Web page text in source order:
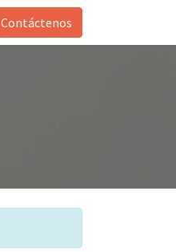
Contáctenos